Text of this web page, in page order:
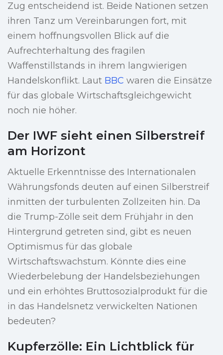
Zug entscheidend ist. Beide Nationen setzen
ihren Tanz um Vereinbarungen fort, mit
einem hoffnungsvollen Blick auf die
Aufrechterhaltung des fragilen
Waffenstillstands in ihrem langwierigen
Handelskonflikt. Laut BBC waren die Einsätze
für das globale Wirtschaftsgleichgewicht
noch nie höher.
Der IWF sieht einen Silberstreif
am Horizont
Aktuelle Erkenntnisse des Internationalen
Währungsfonds deuten auf einen Silberstreif
inmitten der turbulenten Zollzeiten hin. Da
die Trump-Zölle seit dem Frühjahr in den
Hintergrund getreten sind, gibt es neuen
Optimismus für das globale
Wirtschaftswachstum. Könnte dies eine
Wiederbelebung der Handelsbeziehungen
und ein erhöhtes Bruttosozialprodukt für die
in das Handelsnetz verwickelten Nationen
bedeuten?
Kupferzölle: Ein Lichtblick für